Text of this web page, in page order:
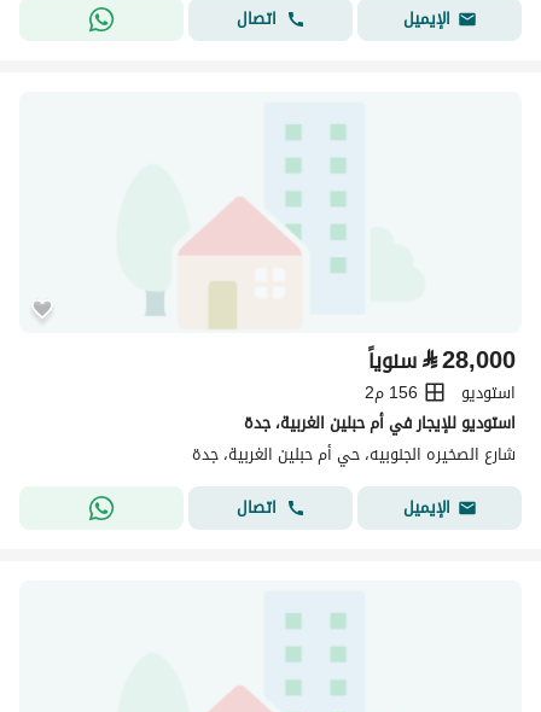
الإيميل
اتصال
⃁28,000 سنوياً
استوديو
156 م2
استوديو للإيجار في أم حبلين الغربية، جدة
شارع الصخيره الجنوبيه، حي أم حبلين الغربية، جدة
الإيميل
اتصال